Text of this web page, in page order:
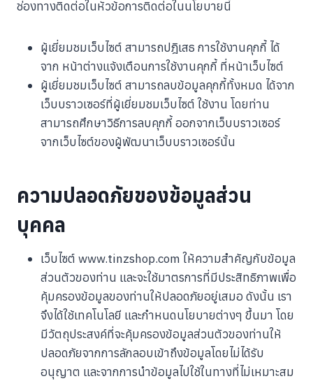
ช่องทางติดต่อในหัวข้อการติดต่อในนโยบายนี้
ผู้เยี่ยมชมเว็บไซต์ สามารถปฎิเสธ การใช้งานคุกกี้ ได้
จาก หน้าต่างแจ้งเตือนการใช้งานคุกกี้ ที่หน้าเว็บไซต์
ผู้เยี่ยมชมเว็บไซต์ สามารถลบข้อมูลคุกกี้ทั้งหมด ได้จาก
เว็บบราวเซอร์ที่ผู้เยี่ยมชมเว็บไซต์ ใช้งาน โดยท่าน
สามารถศึกษาวิธีการลบคุกกี้ ออกจากเว็บบราวเซอร์
จากเว็บไซต์ของผู้พัฒนาเว็บบราวเซอร์นั้น
ความปลอดภัยของข้อมูลส่วน
บุคคล
เว็บไซต์ www.tinzshop.com ให้ความสำคัญกับข้อมูล
ส่วนตัวของท่าน และจะใช้มาตรการที่มีประสิทธิภาพเพื่อ
คุ้มครองข้อมูลของท่านให้ปลอดภัยอยู่เสมอ ดังนั้น เรา
จึงได้ใช้เทคโนโลยี และกำหนดนโยบายต่างๆ ขึ้นมา โดย
มีวัตถุประสงค์ที่จะคุ้มครองข้อมูลส่วนตัวของท่านให้
ปลอดภัยจากการลักลอบเข้าถึงข้อมูลโดยไม่ได้รับ
อนุญาต และจากการนำข้อมูลไปใช้ในทางที่ไม่เหมาะสม